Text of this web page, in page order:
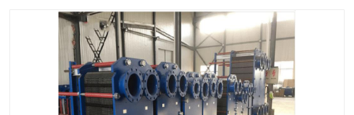
汽水换热机组 板式换热设备
板式换热机组 定压补水装置
囊式膨胀水箱 水处理器设备